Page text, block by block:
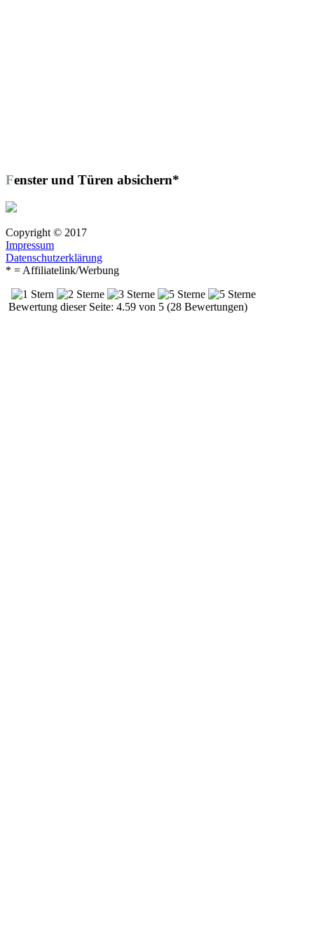
Fenster und Türen absichern*
Copyright © 2017
Impressum
Datenschutzerklärung
* = Affiliatelink/Werbung
Bewertung dieser Seite: 4.59 von 5 (28 Bewertungen)